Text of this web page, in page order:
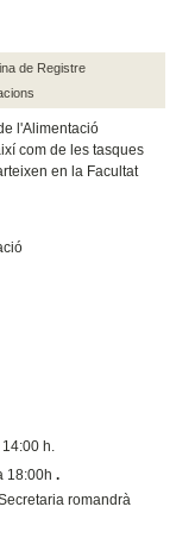
de Registre
l'Alimentació
com de les tasques
en la Facultat
h.
18:00h.
romandrà